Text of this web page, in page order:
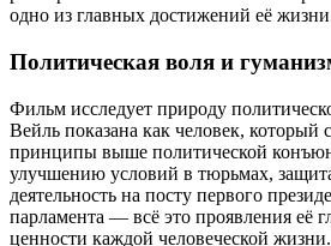
одно из главных достижений её
Политическая воля и
Фильм исследует природу
Вейль показана как человек, который
принципы выше политической
улучшению условий в тюрьмах,
деятельность на посту первого
парламента — всё это проявления её
ценности каждой человеческой жизни.